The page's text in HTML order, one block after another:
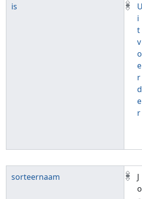
is
U
i
t
v
o
e
r
d
e
r
sorteernaam
J
o